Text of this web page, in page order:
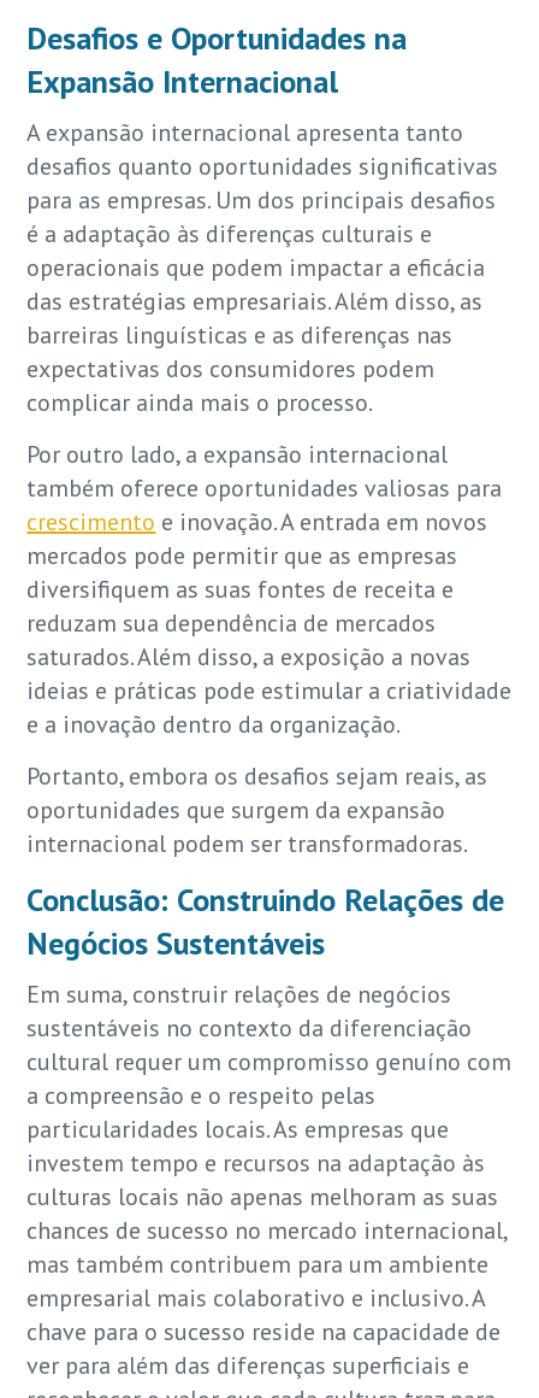
Desafios e Oportunidades na
Expansão Internacional
A expansão internacional apresenta tanto
desafios quanto oportunidades significativas
para as empresas. Um dos principais desafios
é a adaptação às diferenças culturais e
operacionais que podem impactar a eficácia
das estratégias empresariais. Além disso, as
barreiras linguísticas e as diferenças nas
expectativas dos consumidores podem
complicar ainda mais o processo.
Por outro lado, a expansão internacional
também oferece oportunidades valiosas para
crescimento e inovação. A entrada em novos
mercados pode permitir que as empresas
diversifiquem as suas fontes de receita e
reduzam sua dependência de mercados
saturados. Além disso, a exposição a novas
ideias e práticas pode estimular a criatividade
e a inovação dentro da organização.
Portanto, embora os desafios sejam reais, as
oportunidades que surgem da expansão
internacional podem ser transformadoras.
Conclusão: Construindo Relações de
Negócios Sustentáveis
Em suma, construir relações de negócios
sustentáveis no contexto da diferenciação
cultural requer um compromisso genuíno com
a compreensão e o respeito pelas
particularidades locais. As empresas que
investem tempo e recursos na adaptação às
culturas locais não apenas melhoram as suas
chances de sucesso no mercado internacional,
mas também contribuem para um ambiente
empresarial mais colaborativo e inclusivo. A
chave para o sucesso reside na capacidade de
ver para além das diferenças superficiais e